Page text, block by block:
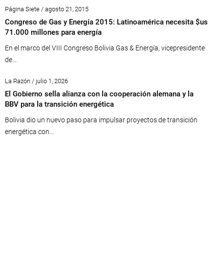
Página Siete / agosto 21, 2015
Congreso de Gas y Energía 2015: Latinoamérica necesita $us
71.000 millones para energía
En el marco del VIII Congreso Bolivia Gas & Energía, vicepresidente
de...
La Razón / julio 1, 2026
El Gobierno sella alianza con la cooperación alemana y la
BBV para la transición energética
Bolivia dio un nuevo paso para impulsar proyectos de transición
energética con...